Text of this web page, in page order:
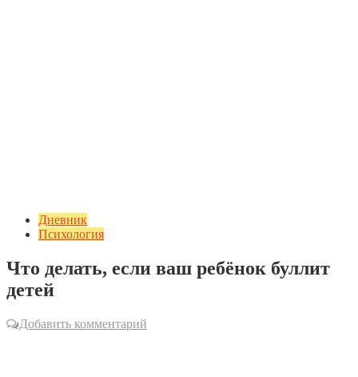
Дневник
Психология
Что делать, если ваш ребёнок буллит
детей
Добавить комментарий